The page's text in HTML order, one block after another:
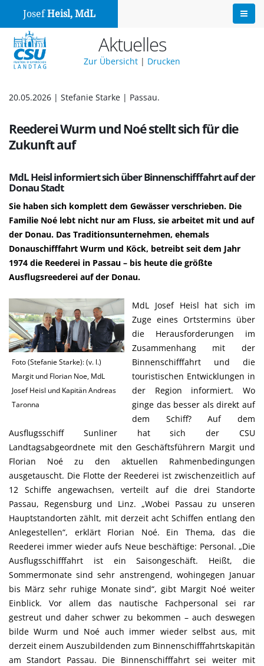
JosefHeisl, MdL
Aktuelles
Zur Übersicht | Drucken
20.05.2026 | Stefanie Starke | Passau.
Reederei Wurm und Noé stellt sich für die
Zukunft auf
MdL Heisl informiert sich über Binnenschifffahrt auf der
Donau Stadt
Sie haben sich komplett dem Gewässer verschrieben. Die
Familie Noé lebt nicht nur am Fluss, sie arbeitet mit und auf
der Donau. Das Traditionsunternehmen, ehemals
Donauschifffahrt Wurm und Köck, betreibt seit dem Jahr
1974 die Reederei in Passau – bis heute die größte
Ausflugsreederei auf der Donau.
Foto (Stefanie Starke): (v. l.)
Margit und Florian Noe, MdL
Josef Heisl und Kapitän Andreas
Taronna
MdL Josef Heisl hat sich im
Zuge eines Ortstermins über
die Herausforderungen im
Zusammenhang mit der
Binnenschifffahrt und die
touristischen Entwicklungen in
der Region informiert. Wo
ginge das besser als direkt auf
dem Schiff? Auf dem
Ausflugsschiff Sunliner hat sich der CSU
Landtagsabgeordnete mit den Geschäftsführern Margit und
Florian Noé zu den aktuellen Rahmenbedingungen
ausgetauscht. Die Flotte der Reederei ist zwischenzeitlich auf
12 Schiffe angewachsen, verteilt auf die drei Standorte
Passau, Regensburg und Linz. „Wobei Passau zu unseren
Hauptstandorten zählt, mit derzeit acht Schiffen entlang den
Anlegestellen“, erklärt Florian Noé. Ein Thema, das die
Reederei immer wieder aufs Neue beschäftige: Personal. „Die
Ausflugsschifffahrt ist ein Saisongeschäft. Heißt, die
Sommermonate sind sehr anstrengend, wohingegen Januar
bis März sehr ruhige Monate sind“, gibt Margit Noé weiter
Einblick. Vor allem das nautische Fachpersonal sei rar
gestreut und daher schwer zu bekommen – auch deswegen
bilde Wurm und Noé auch immer wieder selbst aus, mit
derzeit einem Auszubildenden zum Binnenschifffahrtskapitän
am Standort Passau. Die Binnenschifffahrt sei weiter mit